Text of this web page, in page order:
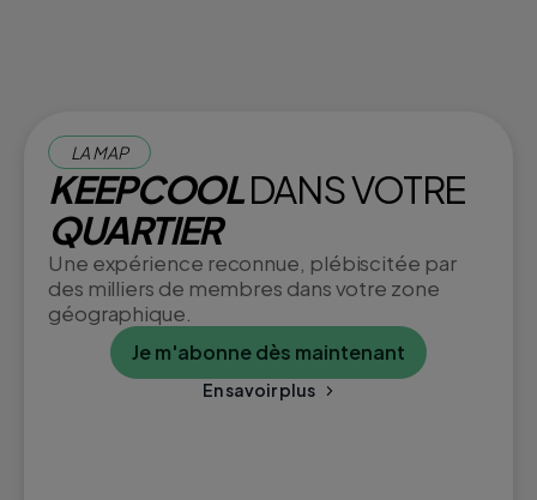
LA MAP
KEEPCOOLDANS VOTRE
QUARTIER
Une expérience reconnue, plébiscitée par
des milliers de membres dans votre zone
géographique.
Je m'abonne dès maintenant
En savoir plus